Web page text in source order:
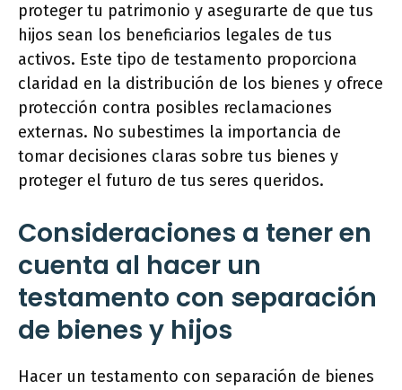
proteger tu patrimonio y asegurarte de que tus
hijos sean los beneficiarios legales de tus
activos. Este tipo de testamento proporciona
claridad en la distribución de los bienes y ofrece
protección contra posibles reclamaciones
externas. No subestimes la importancia de
tomar decisiones claras sobre tus bienes y
proteger el futuro de tus seres queridos.
Consideraciones a tener en
cuenta al hacer un
testamento con separación
de bienes y hijos
Hacer un testamento con separación de bienes